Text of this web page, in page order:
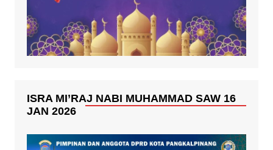
ISRA MI’RAJ NABI MUHAMMAD SAW 16
JAN 2026